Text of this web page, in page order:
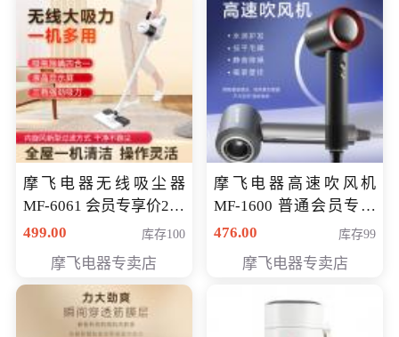
摩飞电器无线吸尘器
MF-6061 会员专享价299
元
499.00 库存100
摩飞电器专卖店
摩飞电器高速吹风机
MF-1600 普通会员专享
价298元
476.00 库存99
摩飞电器专卖店